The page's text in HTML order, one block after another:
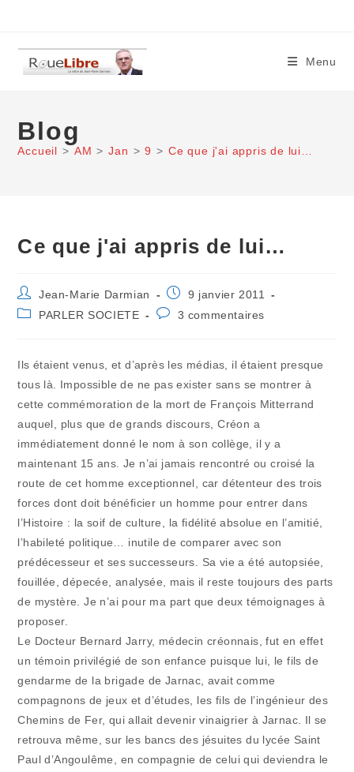
content
Menu
Blog
Accueil > AM > Jan > 9 > Ce que j'ai appris de lui…
Ce que j'ai appris de lui…
Auteur/autrice
de
la
Jean-Marie Darmian
Publication
publiée :
9 janvier 2011
PostPARLER SOCIETE
Commentaires
3 commentaires
Ils étaient venus, et d’après les médias, il étaient presque
tous là. Impossible de ne pas exister sans se montrer à
cette commémoration de la mort de François Mitterrand
auquel, plus que de grands discours, Créon a
immédiatement donné le nom à son collège, il y a
maintenant 15 ans. Je n’ai jamais rencontré ou croisé la
route de cet homme exceptionnel, car détenteur des trois
forces dont doit bénéficier un homme pour entrer dans
l’Histoire : la soif de culture, la fidélité absolue en l’amitié,
l’habileté politique… inutile de comparer avec son
prédécesseur et ses successeurs. Sa vie a été autopsiée,
fouillée, dépecée, analysée, mais il reste toujours des parts
de mystère. Je n’ai pour ma part que deux témoignages à
proposer.
Le Docteur Bernard Jarry, médecin créonnais, fut en effet
un témoin privilégié de son enfance puisque lui, le fils de
gendarme de la brigade de Jarnac, avait comme
compagnons de jeux et d’études, les fils de l’ingénieur des
Chemins de Fer, qui allait devenir vinaigrier à Jarnac. Il se
retrouva même, sur les bancs des jésuites du lycée Saint
Paul d’Angoulême, en compagnie de celui qui deviendra le